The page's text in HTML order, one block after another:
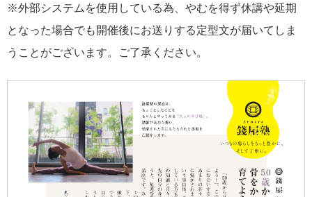
※外部システムを使用している為、やむを得ず休講や延期
となった場合でも開催後にお送りする定型文が届いてしま
うことがございます。ご了承ください。